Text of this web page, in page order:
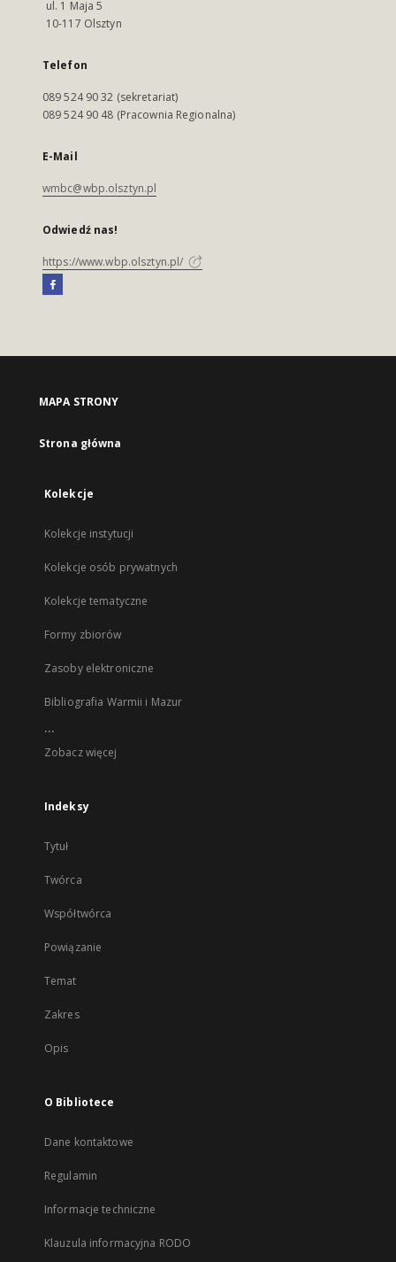
ul. 1 Maja 5
10-117 Olsztyn
Telefon
089 524 90 32 (sekretariat)
089 524 90 48 (Pracownia Regionalna)
E-Mail
wmbc@wbp.olsztyn.pl
Odwiedź nas!
https://www.wbp.olsztyn.pl/
MAPA STRONY
Strona główna
Kolekcje
Kolekcje instytucji
Kolekcje osób prywatnych
Kolekcje tematyczne
Formy zbiorów
Zasoby elektroniczne
Bibliografia Warmii i Mazur
...
Zobacz więcej
Indeksy
Tytuł
Twórca
Współtwórca
Powiązanie
Temat
Zakres
Opis
O Bibliotece
Dane kontaktowe
Regulamin
Informacje techniczne
Klauzula informacyjna RODO